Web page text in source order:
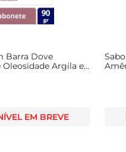
Barra Dove
Argila e
EM BREVE